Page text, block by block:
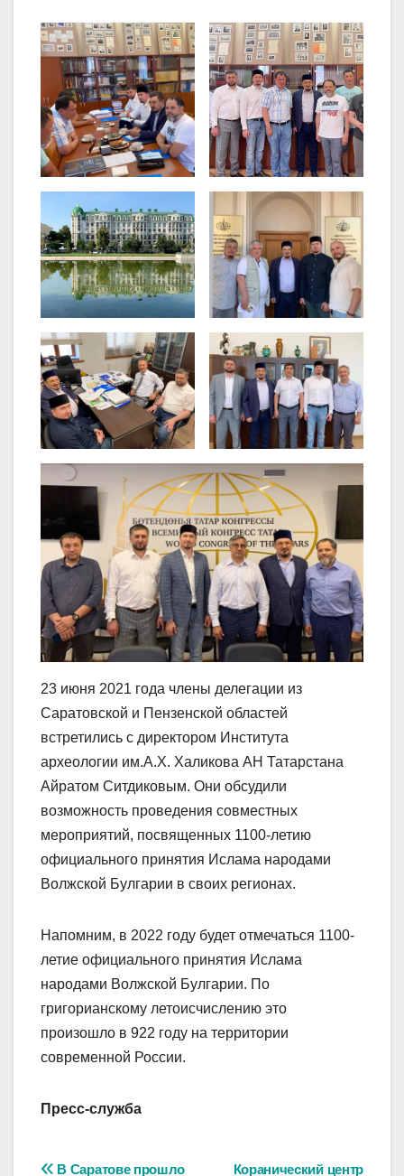
23 июня 2021 года члены делегации из
Саратовской и Пензенской областей
встретились с директором Института
археологии им.А.Х. Халикова АН Татарстана
Айратом Ситдиковым. Они обсудили
возможность проведения совместных
мероприятий, посвященных 1100-летию
официального принятия Ислама народами
Волжской Булгарии в своих регионах.
Напомним, в 2022 году будет отмечаться 1100-
летие официального принятия Ислама
народами Волжской Булгарии. По
григорианскому летоисчислению это
произошло в 922 году на территории
современной России.
Пресс-служба
Коранический центр
В Саратове прошло